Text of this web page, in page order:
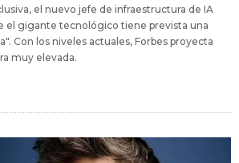
el nuevo jefe de infraestructura de IA
el gigante tecnológico tiene prevista una
Con los niveles actuales, Forbes proyecta
muy elevada.